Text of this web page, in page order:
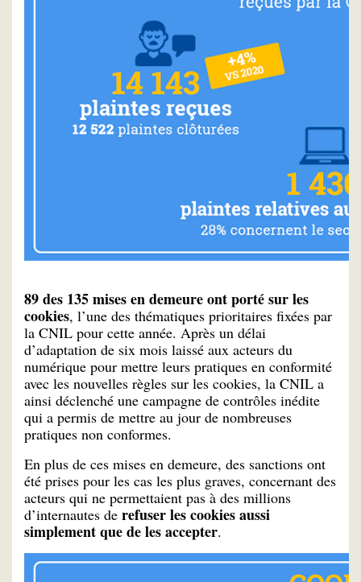
89 des 135 mises en demeure ont porté sur les
cookies, l’une des thématiques prioritaires fixées par
la CNIL pour cette année. Après un délai
d’adaptation de six mois laissé aux acteurs du
numérique pour mettre leurs pratiques en conformité
avec les nouvelles règles sur les cookies, la CNIL a
ainsi déclenché une campagne de contrôles inédite
qui a permis de mettre au jour de nombreuses
pratiques non conformes.
En plus de ces mises en demeure, des sanctions ont
été prises pour les cas les plus graves, concernant des
acteurs qui ne permettaient pas à des millions
d’internautes de refuser les cookies aussi
simplement que de les accepter.